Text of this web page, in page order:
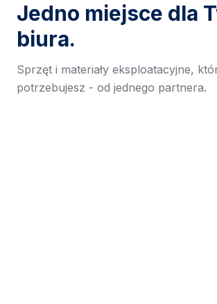
Jedno miejsce dla
biura.
Sprzęt i materiały eksploatacyjne,
potrzebujesz - od jednego partnera.